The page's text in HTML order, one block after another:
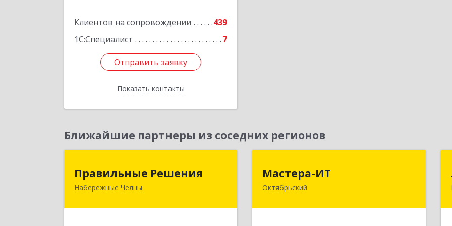
Клиентов на сопровождении
439
1С:Специалист
7
Отправить заявку
Показать контакты
Отправить заявку
Назад
Ближайшие партнеры из соседних регионов
Правильные Решения
Набережные Челны
423832, Татарстан Респ, Набережные
Мастера-ИТ
Октябрьский452607, Башкортостан Респ,